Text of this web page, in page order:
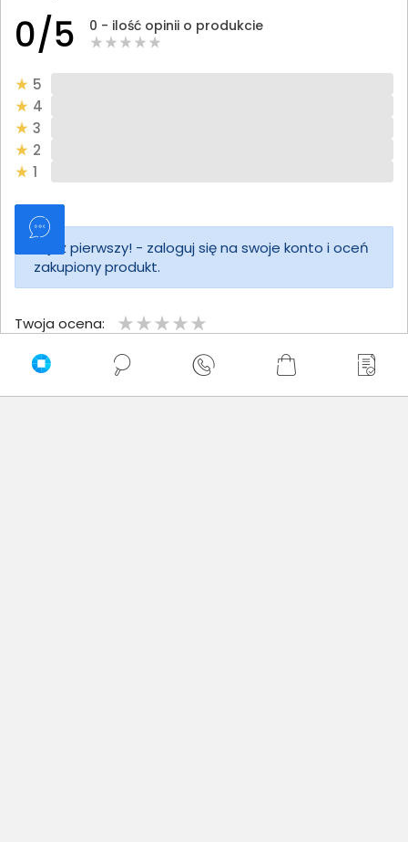
0/5 0 - ilość opinii o produkcie
5
4
3
2
1
Bądź pierwszy! - zaloguj się na swoje konto i oceń
zakupiony produkt.
Twoja ocena:
Twoje imię